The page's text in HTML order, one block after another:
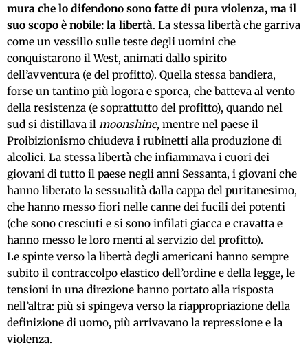
mura che lo difendono sono fatte di pura violenza, ma il
suo scopo è nobile: la libertà. La stessa libertà che garriva
come un vessillo sulle teste degli uomini che
conquistarono il West, animati dallo spirito
dell’avventura (e del profitto). Quella stessa bandiera,
forse un tantino più logora e sporca, che batteva al vento
della resistenza (e soprattutto del profitto), quando nel
sud si distillava il moonshine, mentre nel paese il
Proibizionismo chiudeva i rubinetti alla produzione di
alcolici. La stessa libertà che infiammava i cuori dei
giovani di tutto il paese negli anni Sessanta, i giovani che
hanno liberato la sessualità dalla cappa del puritanesimo,
che hanno messo fiori nelle canne dei fucili dei potenti
(che sono cresciuti e si sono infilati giacca e cravatta e
hanno messo le loro menti al servizio del profitto).
Le spinte verso la libertà degli americani hanno sempre
subito il contraccolpo elastico dell’ordine e della legge, le
tensioni in una direzione hanno portato alla risposta
nell’altra: più si spingeva verso la riappropriazione della
definizione di uomo, più arrivavano la repressione e la
violenza.